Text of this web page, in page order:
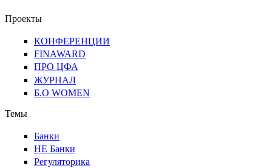
Проекты
КОНФЕРЕНЦИИ
FINAWARD
ПРО ЦФА
ЖУРНАЛ
Б.О WOMEN
Темы
Банки
НЕ Банки
Регуляторика